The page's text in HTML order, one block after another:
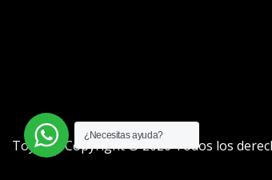
Toyocar Copyright © 2026 Todos los
¿Necesitas ayuda?